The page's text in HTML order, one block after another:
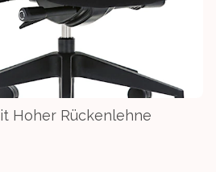
Hoher Rückenlehne